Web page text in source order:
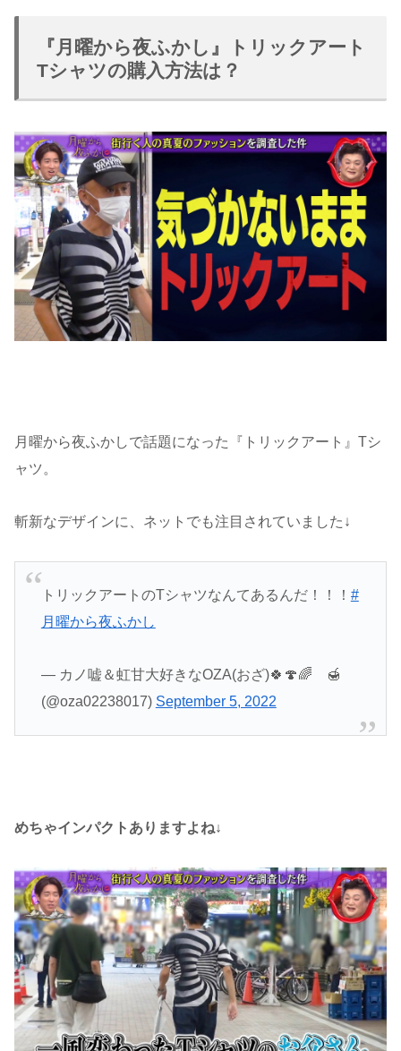
『月曜から夜ふかし』トリックアート
Tシャツの購入方法は？
月曜から夜ふかしで話題になった『トリックアート』Tシ
ャツ。
斬新なデザインに、ネットでも注目されていました↓
トリックアートのTシャツなんてあるんだ！！！ #
月曜から夜ふかし
— カノ嘘＆虹甘大好きなOZA(おざ)🍀🍄🌈 🍯
(@oza02238017) September 5, 2022
めちゃインパクトありますよね↓